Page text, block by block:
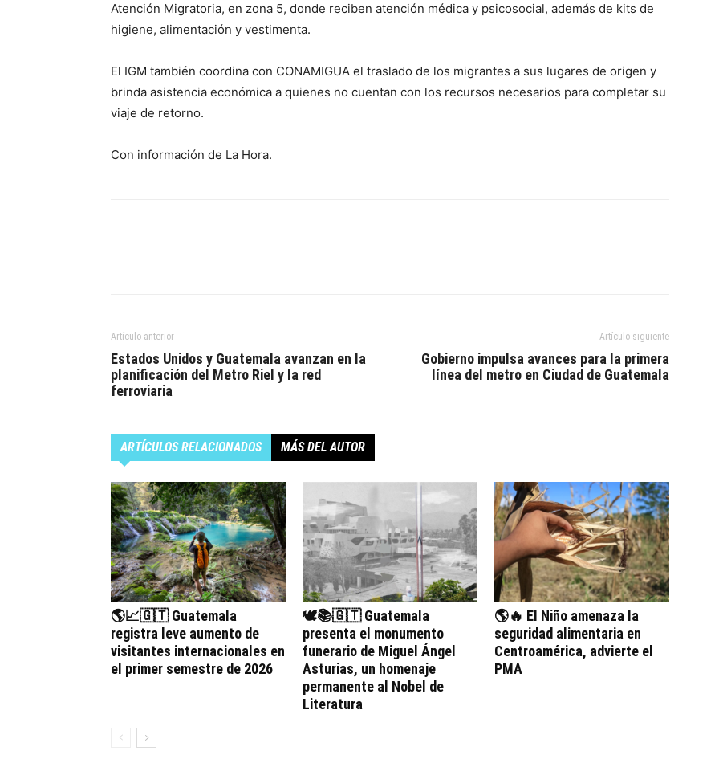
Atención Migratoria, en zona 5, donde reciben atención médica y psicosocial, además de kits de
higiene, alimentación y vestimenta.
El IGM también coordina con CONAMIGUA el traslado de los migrantes a sus lugares de origen y
brinda asistencia económica a quienes no cuentan con los recursos necesarios para completar su
viaje de retorno.
Con información de La Hora.
Artículo anterior
Estados Unidos y Guatemala avanzan en la
planificación del Metro Riel y la red
ferroviaria
Artículo siguiente
Gobierno impulsa avances para la primera
línea del metro en Ciudad de Guatemala
ARTÍCULOS RELACIONADOS MÁS DEL AUTOR
🌎📈🇬🇹 Guatemala
registra leve aumento de
visitantes internacionales en
el primer semestre de 2026
🕊️📚🇬🇹 Guatemala
presenta el monumento
funerario de Miguel Ángel
Asturias, un homenaje
permanente al Nobel de
Literatura
🌎🔥 El Niño amenaza la
seguridad alimentaria en
Centroamérica, advierte el
PMA